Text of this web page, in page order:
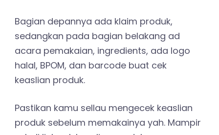
Bagian depannya ada klaim produk,
sedangkan pada bagian belakang ad
acara pemakaian, ingredients, ada logo
halal, BPOM, dan barcode buat cek
keaslian produk.
Pastikan kamu sellau mengecek keaslian
produk sebelum memakainya yah. Mampir